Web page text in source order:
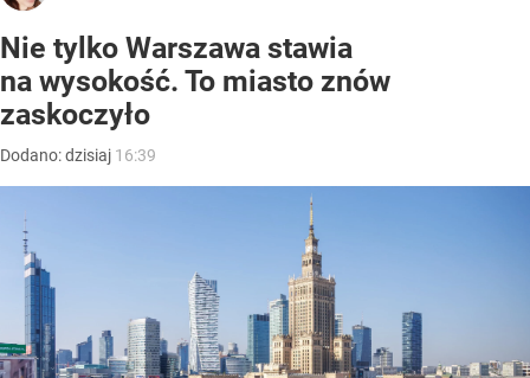
Nie tylko Warszawa stawia
na wysokość. To miasto znów
zaskoczyło
Dodano:dzisiaj 16:39